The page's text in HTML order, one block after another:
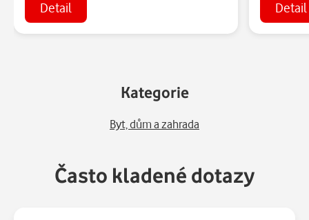
Detail Detail
Kategorie
Byt, dům a zahrada
Často kladené dotazy